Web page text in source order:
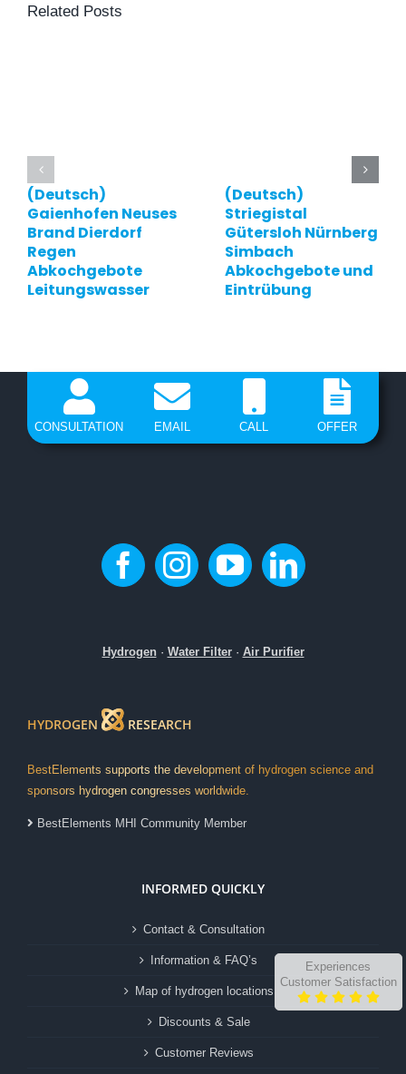
Related Posts
(Deutsch)
Gaienhofen Neuses
Brand Dierdorf
Regen
Abkochgebote
Leitungswasser
(Deutsch)
Striegistal
Gütersloh Nürnberg
Simbach
Abkochgebote und
Eintrübung
CONSULTATION EMAIL CALL OFFER
Hydrogen· Water Filter· Air Purifier
HYDROGEN RESEARCH
BestElements supports the development of hydrogen science and
sponsors hydrogen congresses worldwide.
BestElements MHI Community Member
INFORMED QUICKLY
Contact & Consultation
Information & FAQ’s
Map of hydrogen locations
Discounts & Sale
Customer Reviews
Experiences
Customer Satisfaction